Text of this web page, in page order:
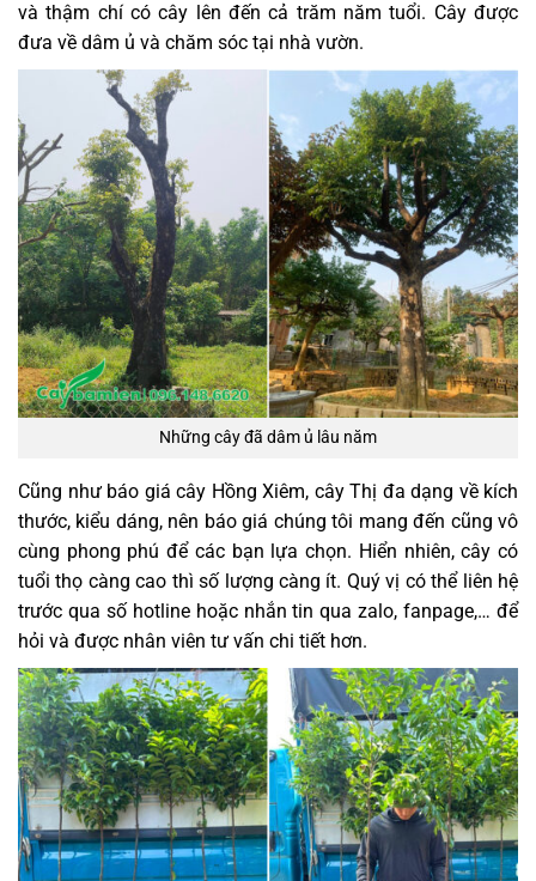
và thậm chí có cây lên đến cả trăm năm tuổi. Cây được
đưa về dâm ủ và chăm sóc tại nhà vườn.
Những cây đã dâm ủ lâu năm
Cũng như báo giá cây Hồng Xiêm, cây Thị đa dạng về kích
thước, kiểu dáng, nên báo giá chúng tôi mang đến cũng vô
cùng phong phú để các bạn lựa chọn. Hiển nhiên, cây có
tuổi thọ càng cao thì số lượng càng ít. Quý vị có thể liên hệ
trước qua số hotline hoặc nhắn tin qua zalo, fanpage,… để
hỏi và được nhân viên tư vấn chi tiết hơn.